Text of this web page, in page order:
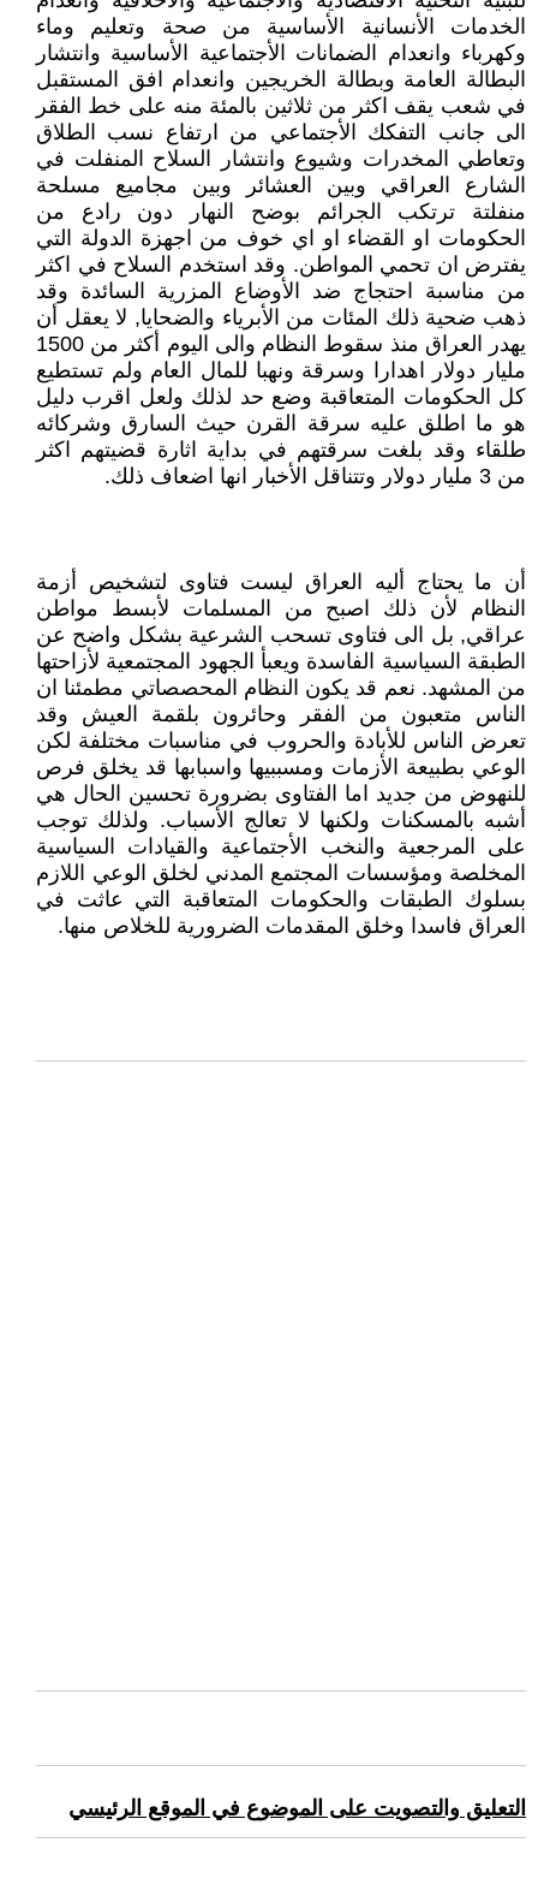
الخدمات الأنسانية الأساسية من صحة وتعليم وماء
وكهرباء وانعدام الضمانات الأجتماعية الأساسية وانتشار
البطالة العامة وبطالة الخريجين وانعدام افق المستقبل
في شعب يقف اكثر من ثلاثين بالمئة منه على خط الفقر
الى جانب التفكك الأجتماعي من ارتفاع نسب الطلاق
وتعاطي المخدرات وشيوع وانتشار السلاح المنفلت في
الشارع العراقي وبين العشائر وبين مجاميع مسلحة
منفلتة ترتكب الجرائم بوضح النهار دون رادع من
الحكومات او القضاء او اي خوف من اجهزة الدولة التي
يفترض ان تحمي المواطن. وقد استخدم السلاح في اكثر
من مناسبة احتجاج ضد الأوضاع المزرية السائدة وقد
ذهب ضحية ذلك المئات من الأبرياء والضحايا, لا يعقل أن
يهدر العراق منذ سقوط النظام والى اليوم أكثر من 1500
مليار دولار اهدارا وسرقة ونهبا للمال العام ولم تستطيع
كل الحكومات المتعاقبة وضع حد لذلك ولعل اقرب دليل
هو ما اطلق عليه سرقة القرن حيث السارق وشركائه
طلقاء وقد بلغت سرقتهم في بداية اثارة قضيتهم اكثر
من 3 مليار دولار وتتناقل الأخبار انها اضعاف ذلك.
أن ما يحتاج أليه العراق ليست فتاوى لتشخيص أزمة
النظام لأن ذلك اصبح من المسلمات لأبسط مواطن
عراقي, بل الى فتاوى تسحب الشرعية بشكل واضح عن
الطبقة السياسية الفاسدة ويعبأ الجهود المجتمعية لأزاحتها
من المشهد. نعم قد يكون النظام المحصصاتي مطمئنا ان
الناس متعبون من الفقر وحائرون بلقمة العيش وقد
تعرض الناس للأبادة والحروب في مناسبات مختلفة لكن
الوعي بطبيعة الأزمات ومسببيها واسبابها قد يخلق فرص
للنهوض من جديد اما الفتاوى بضرورة تحسين الحال هي
أشبه بالمسكنات ولكنها لا تعالج الأسباب. ولذلك توجب
على المرجعية والنخب الأجتماعية والقيادات السياسية
المخلصة ومؤسسات المجتمع المدني لخلق الوعي اللازم
بسلوك الطبقات والحكومات المتعاقبة التي عاثت في
العراق فاسدا وخلق المقدمات الضرورية للخلاص منها.
التعليق والتصويت على الموضوع في الموقع الرئيسي